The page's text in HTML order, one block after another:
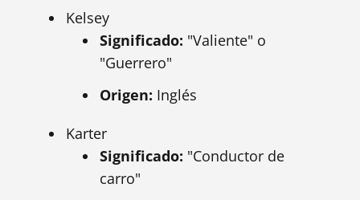
Kelsey
Significado: "Valiente" o
"Guerrero"
Origen: Inglés
Karter
Significado: "Conductor de
carro"